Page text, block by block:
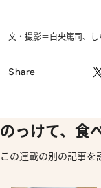
文・撮影＝白央篤司、
Share
のっけて、食
この連載の別の記事を